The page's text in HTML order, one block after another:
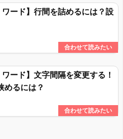
ワード】行間を詰めるには？設
ワード】文字間隔を変更する！
めるには？